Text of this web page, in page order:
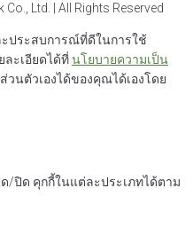
Ltd. | All Rights Reserved
ประสบการณ์ที่ดีในการใช้
ะเอียดได้ที่นโยบายความเป็น
นตัวเองได้ของคุณได้เองโดย
/ปิด คุกกี้ในแต่ละประเภทได้ตาม